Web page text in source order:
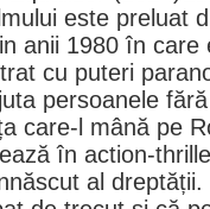
este preluat
anii 1980 în
cu puteri
persoanele
care-l mână pe
în action-
al dreptății.